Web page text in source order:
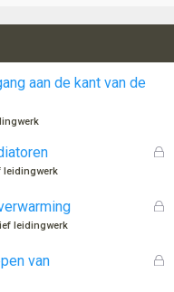
aan de kant van de
G
n
leidingwerk
G
leidingwerk
G
van